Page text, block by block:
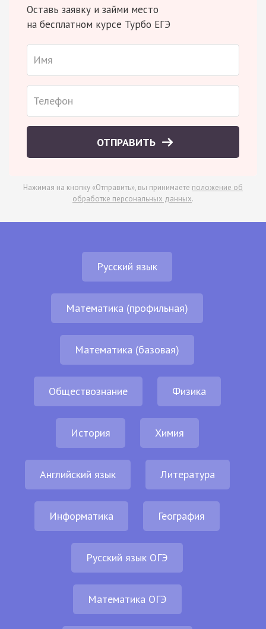
Оставь заявку и займи место
на бесплатном курсе Турбо ЕГЭ
ОТПРАВИТЬ
Нажимая на кнопку «Отправить», вы принимаете положение об
обработке персональных данных.
Русский язык
Математика (профильная)
Математика (базовая)
Обществознание Физика
История Химия
Английский язык Литература
Информатика География
Русский язык ОГЭ
Математика ОГЭ